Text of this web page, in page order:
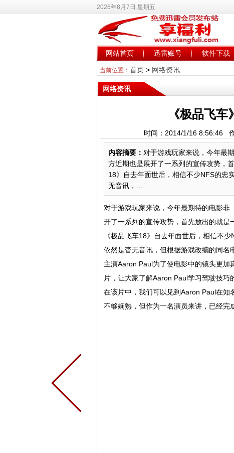
2026年8月7日 星期五
网站首页 迅雷账号 软件下载
当前位置： 首页> 网络资讯
网络资讯
《极品飞
时间：2014/1/16 8:56:46
内容摘要： 对于游戏玩家来说，今年最
方近期也是展开了一系列的宣传攻势，
18》自去年面世后，相信不少NFS的忠
无音讯，...
对于游戏玩家来说，今年最期待的电影
开了一系列的宣传攻势，首先放出的就是
《极品飞车18》自去年面世后，相信不
依然是杳无音讯，但根据游戏改编的同名
主演Aaron Paul为了使电影中的镜头更
片，让大家了解Aaron Paul学习驾驶技巧
在该片中，我们可以见到Aaron Paul在
不够娴熟，但作为一名演员来讲，已经完